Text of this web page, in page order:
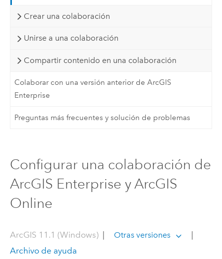
Crear una colaboración
Unirse a una colaboración
Compartir contenido en una colaboración
Colaborar con una versión anterior de ArcGIS
Enterprise
Preguntas más frecuentes y solución de problemas
Configurar una colaboración de
ArcGIS Enterprise y ArcGIS
Online
ArcGIS 11.1 (Windows)| Otras versiones
|
Archivo de ayuda